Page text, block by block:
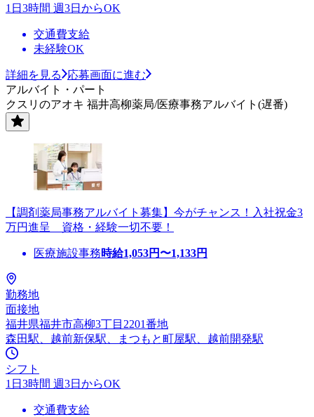
1日3時間 週3日からOK
交通費支給
未経験OK
詳細を見る
応募画面に進む
アルバイト・パート
クスリのアオキ 福井高柳薬局/医療事務アルバイト(遅番)
【調剤薬局事務アルバイト募集】今がチャンス！入社祝金3
万円進呈 資格・経験一切不要！
医療施設事務時給1,053円〜1,133円
勤務地
面接地
福井県福井市高柳3丁目2201番地
森田駅、越前新保駅、まつもと町屋駅、越前開発駅
シフト
1日3時間 週3日からOK
交通費支給